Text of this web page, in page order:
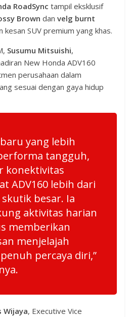
RoadSync tampil eksklusif
Brown danvelg burnt
kesan SUV premium yang khas.
Susumu Mitsuishi,
New Honda ADV160
perusahaan dalam
sesuai dengan gaya hidup
yang lebih
tangguh,
konektivitas
ADV160 lebih dari
besar. Ia
aktivitas harian
memberikan
menjelajah
percaya diri,”
Wijaya, Executive Vice